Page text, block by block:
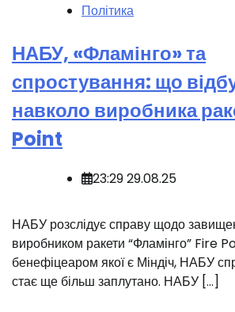
Політика
НАБУ, «Фламінго» та
спростування: що
навколо виробника
Point
23:29 29.08.25
НАБУ розслідує справу щодо
виробником ракети “Фламінго” Fire
бенефіцеаром якої є Міндіч, НАБУ
стає ще більш заплутано. НАБУ […]